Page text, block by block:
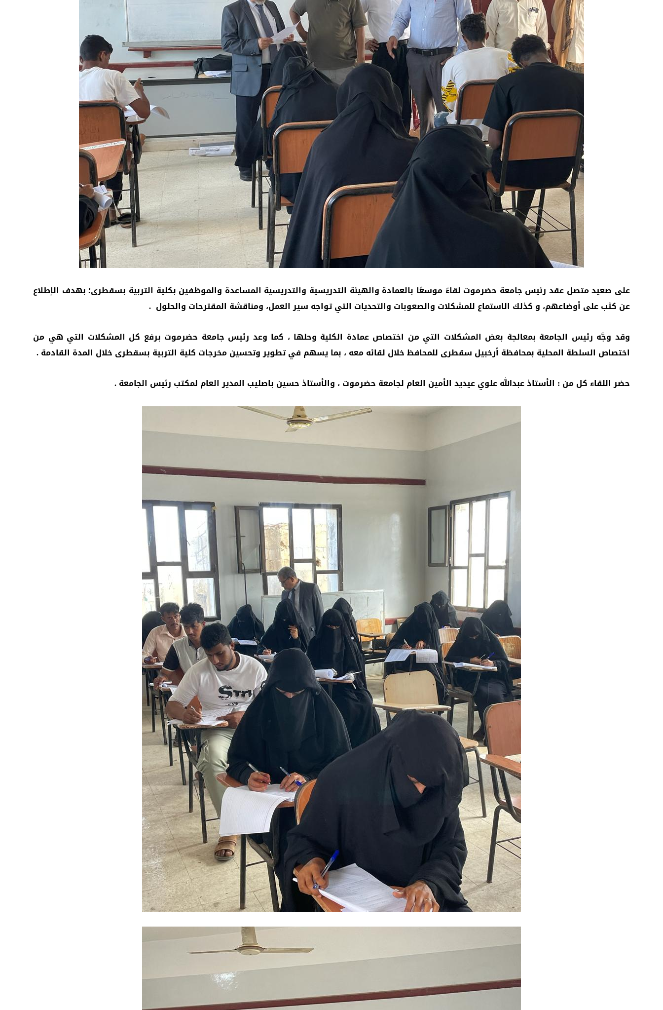
على صعيد متصل عقد رئيس جامعة حضرموت لقاءً موسعًا بالعمادة والهيئة التدريسية والتدريسية المساعدة والموظفين بكلية التربية بسقطرى؛ بهدف الإطلاع
عن كثب على أوضاعهم، و كذلك الاستماع للمشكلات والصعوبات والتحديات التي تواجه سير العمل، ومناقشة المقترحات والحلول .
وقد وجَّه رئيس الجامعة بمعالجة بعض المشكلات التي من اختصاص عمادة الكلية وحلها ، كما وعد رئيس جامعة حضرموت برفع كل المشكلات التي هي من
اختصاص السلطة المحلية بمحافظة أرخبيل سقطرى للمحافظ خلال لقائه معه ، بما يسهم في تطوير وتحسين مخرجات كلية التربية بسقطرى خلال المدة القادمة .
حضر اللقاء كل من : الأستاذ عبدالله علوي عيديد الأمين العام لجامعة حضرموت ، والأستاذ حسين باصليب المدير العام لمكتب رئيس الجامعة .